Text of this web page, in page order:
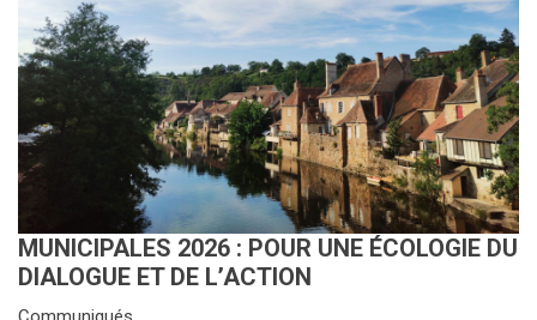
MUNICIPALES 2026 : POUR UNE ÉCOLOGIE DU
DIALOGUE ET DE L’ACTION